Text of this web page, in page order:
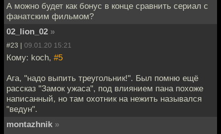
А можно будет как бонус в конце сравнить сериал с
фанатским фильмом?
02_lion_02 »
#23 | 09.01.20 15:21
Кому: koch, #5
Ага, "надо выпить треугольник!". Был помню ещё
рассказ "Замок ужаса", под влиянием пана похоже
написанный, но там охотник на нежить назывался
"ведун".
montazhnik »